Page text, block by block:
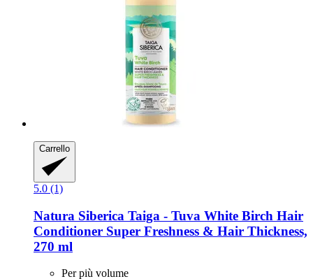
Carrello
5.0 (1)
Natura Siberica Taiga -​ Tuva White Birch Hair
Conditioner Super Freshness & Hair Thickness,
270 ml
Per più volume